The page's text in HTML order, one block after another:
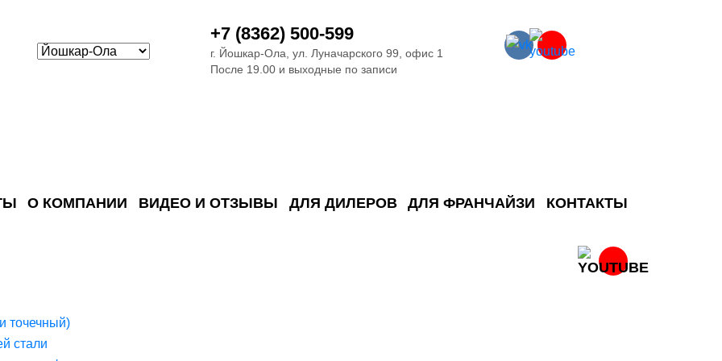
+7 (8362) 500-599
г. Йошкар-Ола, ул. Луначарского 99, офис 1
После 19.00 и выходные по записи
О КОМПАНИИ ВИДЕО И ОТЗЫВЫ ДЛЯ ДИЛЕРОВ ДЛЯ ФРАНЧАЙЗИ КОНТАКТЫ
точечный)
стали